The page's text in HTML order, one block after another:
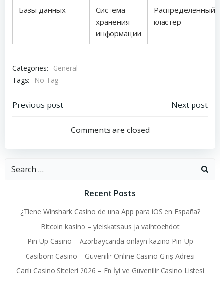
Базы данных
Система
хранения
информации
Распределенный
кластер
Categories:
General
Tags:
No Tag
Post
navigation
Previous post
navigation
Next post
Comments are closed
Search
Recent Posts
¿Tiene Winshark Casino de una App para iOS en España?
Bitcoin kasino – yleiskatsaus ja vaihtoehdot
Pin Up Casino – Azərbaycanda onlayn kazino Pin-Up
Casibom Casino – Güvenilir Online Casino Giriş Adresi
Canlı Casino Siteleri 2026 – En İyi ve Güvenilir Casino Listesi